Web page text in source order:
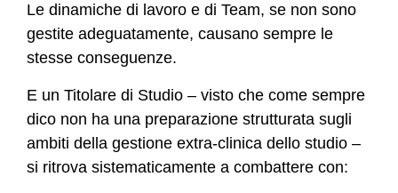
Le dinamiche di lavoro e di Team, se non sono
gestite adeguatamente, causano sempre le
stesse conseguenze.
E un Titolare di Studio – visto che come sempre
dico non ha una preparazione strutturata sugli
ambiti della gestione extra-clinica dello studio –
si ritrova sistematicamente a combattere con: